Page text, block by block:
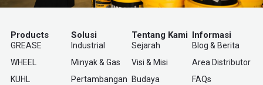
Products
GREASE
WHEEL
KUHL
Solusi
Industrial
Minyak & Gas
Pertambangan
Tentang Kami
Sejarah
Visi & Misi
Budaya
Informasi
Blog & Berita
Area Distributor
FAQs